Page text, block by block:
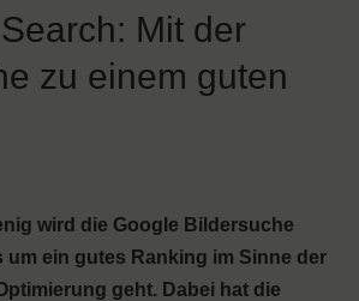
Mit der
zu einem guten
wird die Google Bildersuche
um ein gutes Ranking im Sinne der
geht. Dabei hat die